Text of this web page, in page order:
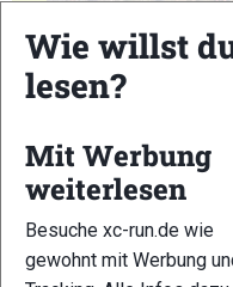
87
89
Wie willst
lesen?
Mit Werbung
weiterlesen
Besuche xc-run.de wie
gewohnt mit Werbung